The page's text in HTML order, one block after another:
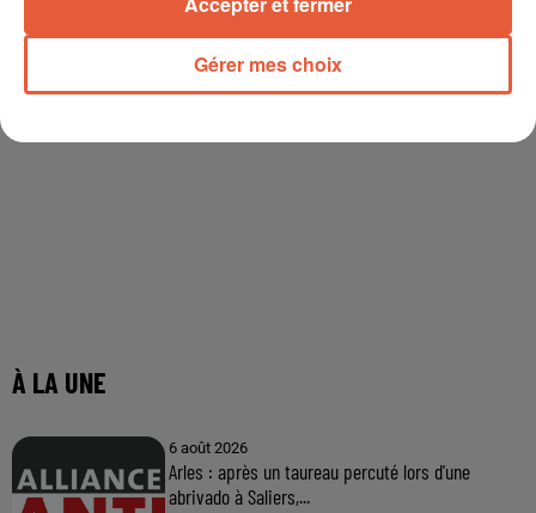
À LA UNE
6 août 2026
Arles : après un taureau percuté lors d'une
abrivado à Saliers,...
Gérer mes choix